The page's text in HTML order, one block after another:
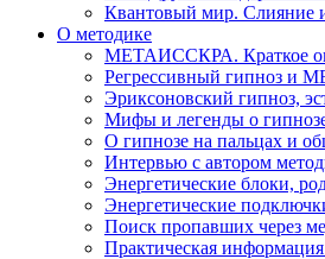
Квантовый мир. Слияние и
О методике
МЕТАИССКРА. Краткое
Регрессивный гипноз и
Эриксоновский гипноз,
Мифы и легенды о
О гипнозе на пальцах и
Интервью с автором
Энергетические блоки,
Энергетические
Поиск пропавших через
Практическая